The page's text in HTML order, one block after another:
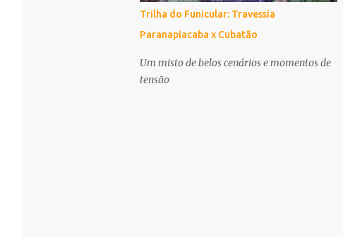
Trilha do Funicular: Travessia
Paranapiacaba x Cubatão
Um misto de belos cenários e momentos de
tensão